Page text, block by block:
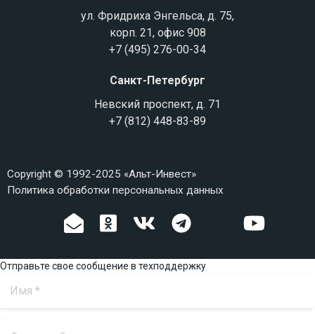
ул. Фридриха Энгельса, д. 75,
корп. 21, офис 908
+7 (495) 276-00-34
Санкт-Петербург
Невский проспект, д. 71
+7 (812) 448-83-89
Copyright © 1992-2025 «Альт-Инвест»
Политика обработки персональных данных
Отправьте свое сообщение в техподдержку